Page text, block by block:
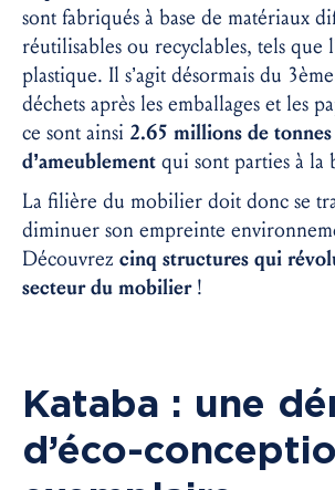
sont fabriqués à base de matériaux
réutilisables ou recyclables, tels que
plastique. Il s’agit désormais du 3ème
déchets après les emballages et les
ce sont ainsi 2.65 millions de
d’ameublement qui sont parties à la
La filière du mobilier doit donc se
diminuer son empreinte
Découvrez cinq structures qui
secteur du mobilier!
Kataba : une
d’éco-